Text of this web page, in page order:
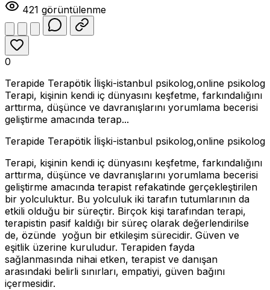
421 görüntülenme
0
Terapide Terapötik İlişki-istanbul psikolog,online psikolog
Terapi, kişinin kendi iç dünyasını keşfetme, farkındalığını
arttırma, düşünce ve davranışlarını yorumlama becerisi
geliştirme amacında terap...
Terapide Terapötik İlişki-istanbul psikolog,online psikolog
Terapi, kişinin kendi iç dünyasını keşfetme, farkındalığını
arttırma, düşünce ve davranışlarını yorumlama becerisi
geliştirme amacında terapist refakatinde gerçekleştirilen
bir yolculuktur. Bu yolculuk iki tarafın tutumlarının da
etkili olduğu bir süreçtir. Birçok kişi tarafından terapi,
terapistin pasif kaldığı bir süreç olarak değerlendirilse
de, özünde yoğun bir etkileşim sürecidir. Güven ve
eşitlik üzerine kuruludur. Terapiden fayda
sağlanmasında nihai etken, terapist ve danışan
arasındaki belirli sınırları, empatiyi, güven bağını
içermesidir.